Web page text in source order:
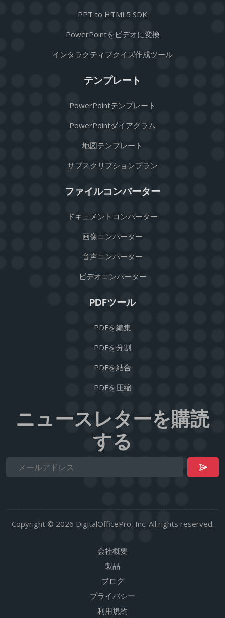
PPT to HTML5 SDK
PowerPointをビデオに変換
インタラクティブクイズ作成ツール
テンプレート
PowerPointテンプレート
PowerPointダイアグラム
地図テンプレート
サブスクリプションプラン
ファイルコンバーター
ドキュメントコンバーター
画像コンバーター
音声コンバーター
ビデオコンバーター
PDFツール
PDFを編集
PDFを分割
PDFを結合
PDFを圧縮
ニュースレターを購読
する
Copyright © 2026 DigitalOfficePro, Inc. All rights reserved.
会社概要
製品
ブログ
プライバシー
利用規約